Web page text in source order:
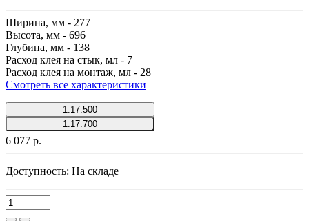
Ширина, мм - 277
Высота, мм - 696
Глубина, мм - 138
Расход клея на стык, мл - 7
Расход клея на монтаж, мл - 28
Смотреть все характеристики
1.17.500
1.17.700
6 077 р.
Доступность: На складе